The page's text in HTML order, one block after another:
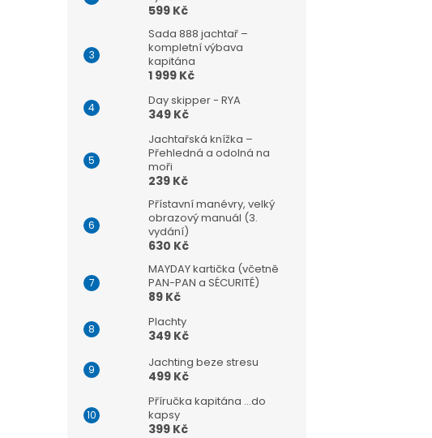
599 Kč
Sada 888 jachtař –
kompletní výbava
kapitána
1 999 Kč
Day skipper - RYA
349 Kč
Jachtařská knížka –
Přehledná a odolná na
moři
239 Kč
Přístavní manévry, velký
obrazový manuál (3.
vydání)
630 Kč
MAYDAY kartička (včetně
PAN-PAN a SÉCURITÉ)
89 Kč
Plachty
349 Kč
Jachting beze stresu
499 Kč
Příručka kapitána ...do
kapsy
399 Kč